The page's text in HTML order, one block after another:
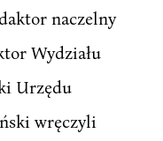
naczelny
Wydziału
Urzędu
wręczyli